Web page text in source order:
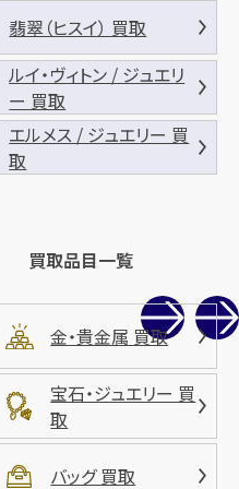
翡翠（ヒスイ） 買取
ルイ・ヴィトン / ジュエリ
ー 買取
エルメス / ジュエリー 買
取
買取品目一覧
金・貴金属 買取
宝石・ジュエリー 買
取
バッグ 買取